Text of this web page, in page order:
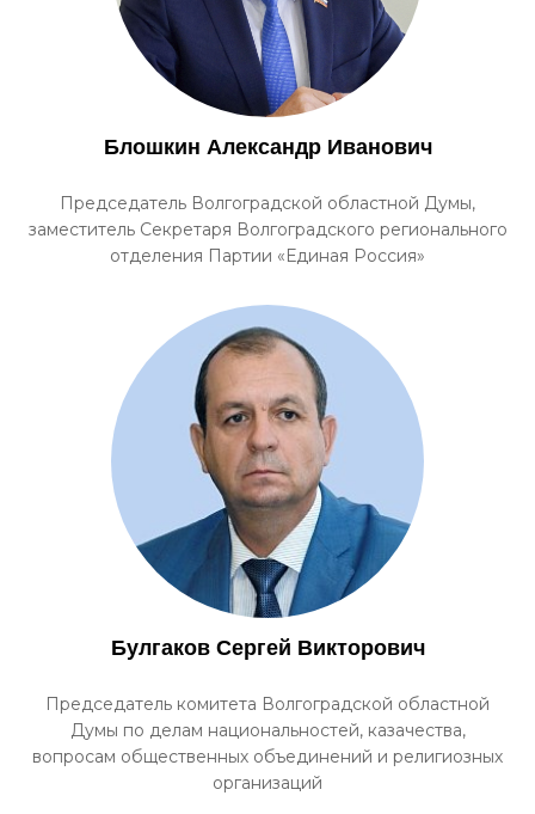
Блошкин Александр Иванович
Председатель Волгоградской областной Думы,
заместитель Секретаря Волгоградского регионального
отделения Партии «Единая Россия»
Булгаков Сергей Викторович
Председатель комитета Волгоградской областной
Думы по делам национальностей, казачества,
вопросам общественных объединений и религиозных
организаций